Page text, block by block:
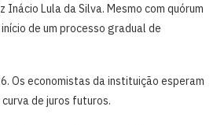
Lula da Silva. Mesmo com quórum
de um processo gradual de
Os economistas da instituição esperam
de juros futuros.